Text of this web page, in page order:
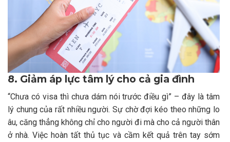
8. Giảm áp lực tâm lý cho cả gia đình
“Chưa có visa thì chưa dám nói trước điều gì” – đây là tâm
lý chung của rất nhiều người. Sự chờ đợi kéo theo những lo
âu, căng thẳng không chỉ cho người đi mà cho cả người thân
ở nhà. Việc hoàn tất thủ tục và cầm kết quả trên tay sớm